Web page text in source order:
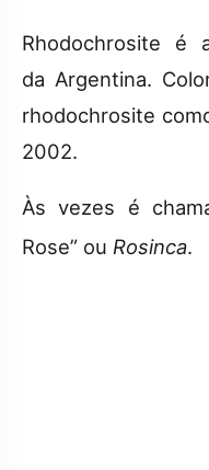
Rhodochrosite é
da Argentina.
rhodochrosite
2002.
Às vezes é
Rose” ou Rosinca.